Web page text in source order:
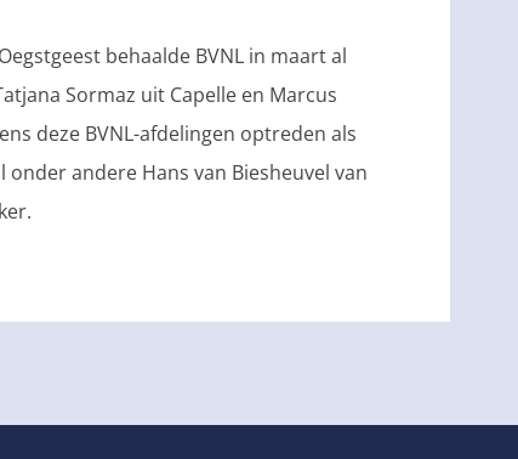
behaalde BVNL in maart al
Sormaz uit Capelle en Marcus
deze BVNL-afdelingen optreden als
andere Hans van Biesheuvel van